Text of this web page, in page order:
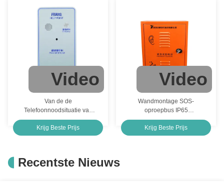
Video
Van de de
Telefoonnoodsituatie van
SLOKJE Industriële VoIP de
Telefoonsintercoms
Krijg Beste Prijs
Video
Wandmontage SOS-
oproepbus IP65
noodtelefoonoproepbus
Krijg Beste Prijs
Recentste Nieuws